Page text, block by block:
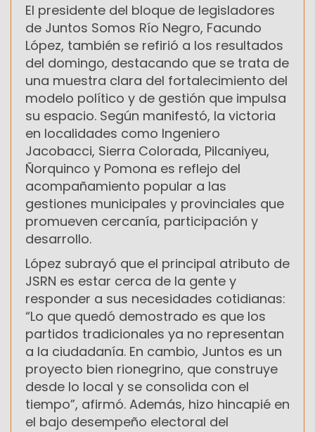
El presidente del bloque de legisladores
de Juntos Somos Río Negro, Facundo
López, también se refirió a los resultados
del domingo, destacando que se trata de
una muestra clara del fortalecimiento del
modelo político y de gestión que impulsa
su espacio. Según manifestó, la victoria
en localidades como Ingeniero
Jacobacci, Sierra Colorada, Pilcaniyeu,
Ñorquinco y Pomona es reflejo del
acompañamiento popular a las
gestiones municipales y provinciales que
promueven cercanía, participación y
desarrollo.
López subrayó que el principal atributo de
JSRN es estar cerca de la gente y
responder a sus necesidades cotidianas:
“Lo que quedó demostrado es que los
partidos tradicionales ya no representan
a la ciudadanía. En cambio, Juntos es un
proyecto bien rionegrino, que construye
desde lo local y se consolida con el
tiempo”, afirmó. Además, hizo hincapié en
el bajo desempeño electoral del